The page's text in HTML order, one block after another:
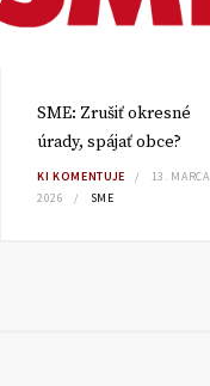
SME: Zrušiť okresné
úrady, spájať obce?
KI KOMENTUJE
13. MARCA
2026
SME